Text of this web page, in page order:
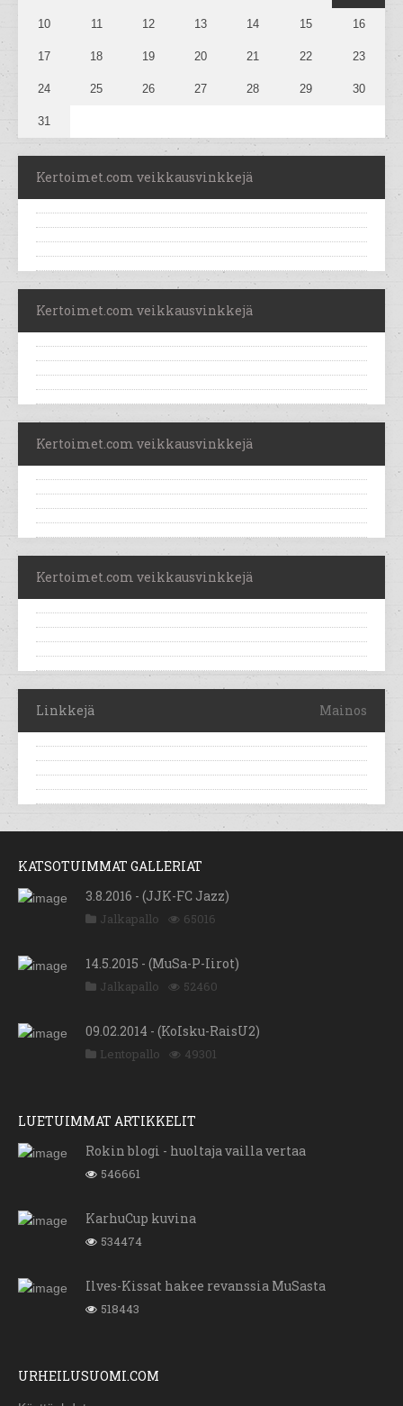
10 11 12 13 14 15 16
17 18 19 20 21 22 23
24 25 26 27 28 29 30
31
Kertoimet.com veikkausvinkkejä
Kertoimet.com veikkausvinkkejä
Kertoimet.com veikkausvinkkejä
Kertoimet.com veikkausvinkkejä
Linkkejä Mainos
KATSOTUIMMAT GALLERIAT
3.8.2016 - (JJK-FC Jazz)
Jalkapallo 65016
14.5.2015 - (MuSa-P-Iirot)
Jalkapallo 52460
09.02.2014 - (KoIsku-RaisU2)
Lentopallo 49301
LUETUIMMAT ARTIKKELIT
Rokin blogi - huoltaja vailla vertaa
546661
KarhuCup kuvina
534474
Ilves-Kissat hakee revanssia MuSasta
518443
URHEILUSUOMI.COM